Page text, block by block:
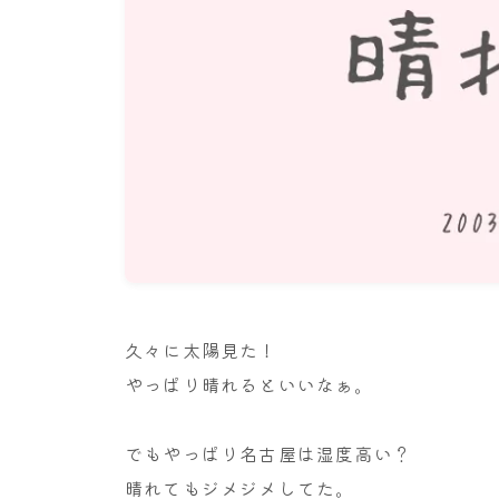
久々に太陽見た！
やっぱり晴れるといいなぁ。
でもやっぱり名古屋は湿度高い？
晴れてもジメジメしてた。